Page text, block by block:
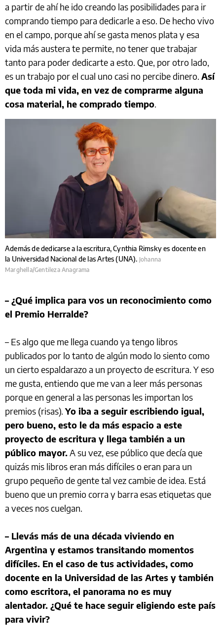
a partir de ahí he ido creando las posibilidades para ir
comprando tiempo para dedicarle a eso. De hecho vivo
en el campo, porque ahí se gasta menos plata y esa
vida más austera te permite, no tener que trabajar
tanto para poder dedicarte a esto. Que, por otro lado,
es un trabajo por el cual uno casi no percibe dinero. Así
que toda mi vida, en vez de comprarme alguna
cosa material, he comprado tiempo.
Además de dedicarse a la escritura, Cynthia Rimsky es docente en
la Universidad Nacional de las Artes (UNA). Johanna
Marghella/Gentileza Anagrama
– ¿Qué implica para vos un reconocimiento como
el Premio Herralde?
– Es algo que me llega cuando ya tengo libros
publicados por lo tanto de algún modo lo siento como
un cierto espaldarazo a un proyecto de escritura. Y eso
me gusta, entiendo que me van a leer más personas
porque en general a las personas les importan los
premios (risas).Yo iba a seguir escribiendo igual,
pero bueno, esto le da más espacio a este
proyecto de escritura y llega también a un
público mayor.A su vez, ese público que decía que
quizás mis libros eran más difíciles o eran para un
grupo pequeño de gente tal vez cambie de idea. Está
bueno que un premio corra y barra esas etiquetas que
a veces nos cuelgan.
– Llevás más de una década viviendo en
Argentina y estamos transitando momentos
difíciles. En el caso de tus actividades, como
docente en la Universidad de las Artes y también
como escritora, el panorama no es muy
alentador. ¿Qué te hace seguir eligiendo este país
para vivir?